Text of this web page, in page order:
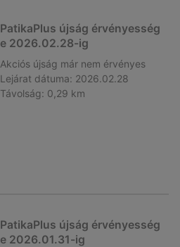
PatikaPlus újság érvényesség
e 2026.02.28-ig
Akciós újság már nem érvényes
Lejárat dátuma: 2026.02.28
Távolság: 0,29 km
PatikaPlus újság érvényesség
e 2026.01.31-ig